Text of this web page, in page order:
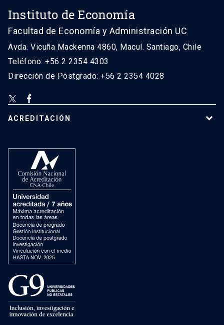
Instituto de Economía
Facultad de Economía y Administración UC
Avda. Vicuña Mackenna 4860, Macul. Santiago, Chile
Teléfono: +56 2 2354 4303
Dirección de Postgrado: +56 2 2354 4028
ACREDITACIÓN